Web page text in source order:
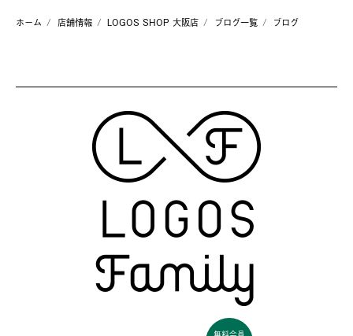
ホーム 店舗情報 LOGOS SHOP 大阪店 ブログ一覧 ブログ